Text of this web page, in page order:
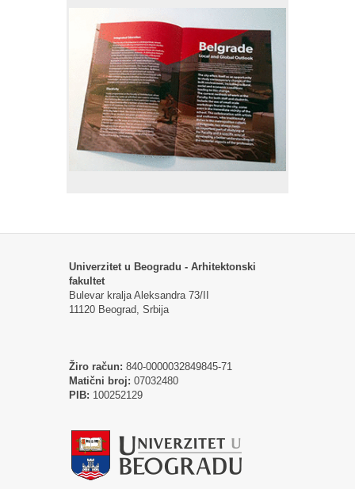
Univerzitet u Beogradu - Arhitektonski
fakultet
Bulevar kralja Aleksandra 73/II
11120 Beograd, Srbija
Žiro račun: 840-0000032849845-71
Matični broj: 07032480
PIB: 100252129